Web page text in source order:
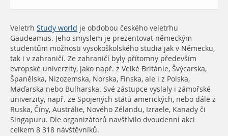
Veletrh Study world je obdobou českého veletrhu
Gaudeamus. Jeho smyslem je prezentovat německým
studentům možnosti vysokoškolského studia jak v Německu,
tak i v zahraničí. Ze zahraničí byly přítomny především
evropské univerzity, jako např. z Velké Británie, Švýcarska,
Španělska, Nizozemska, Norska, Finska, ale i z Polska,
Maďarska nebo Bulharska. Své zástupce vyslaly i zámořské
univerzity, např. ze Spojených států amerických, nebo dále z
Ruska, Číny, Austrálie, Nového Zélandu, Izraele, Kanady či
Singapuru. Dle organizátorů navštívilo dvoudenní akci
celkem 8 318 návštěvníků.